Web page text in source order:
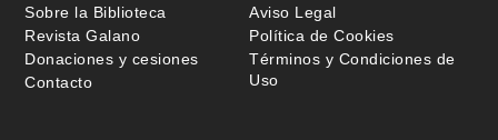
Sobre la Biblioteca
Revista Galano
Donaciones y cesiones
Contacto
Aviso Legal
Política de Cookies
Términos y Condiciones de
Uso